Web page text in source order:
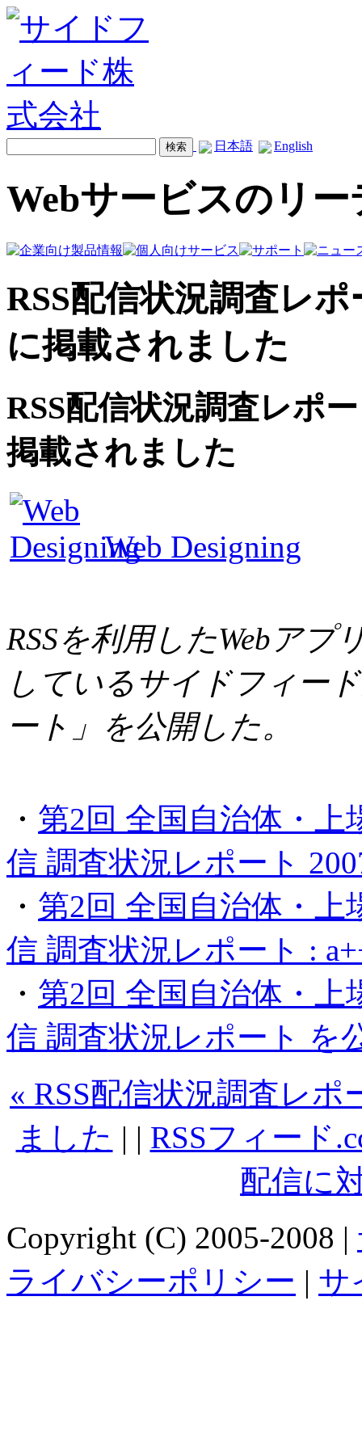
日本語 English
Webサービスのリ
RSS配信状況調査レ
に掲載されました
RSS配信状況調査レポ
掲載されました
Web Designing
RSSを利用したWebア
しているサイドフィー
ート」を公開した。
・ 第2回 全国自治体・上
信 調査状況レポート
・ 第2回 全国自治体・上
信 調査状況レポート :
・ 第2回 全国自治体・上
信 調査状況レポート を
« RSS配信状況調査レポ
ました | | RSSフィード
配信に
Copyright (C) 2005-2008 |
ライバシーポリシー | サ